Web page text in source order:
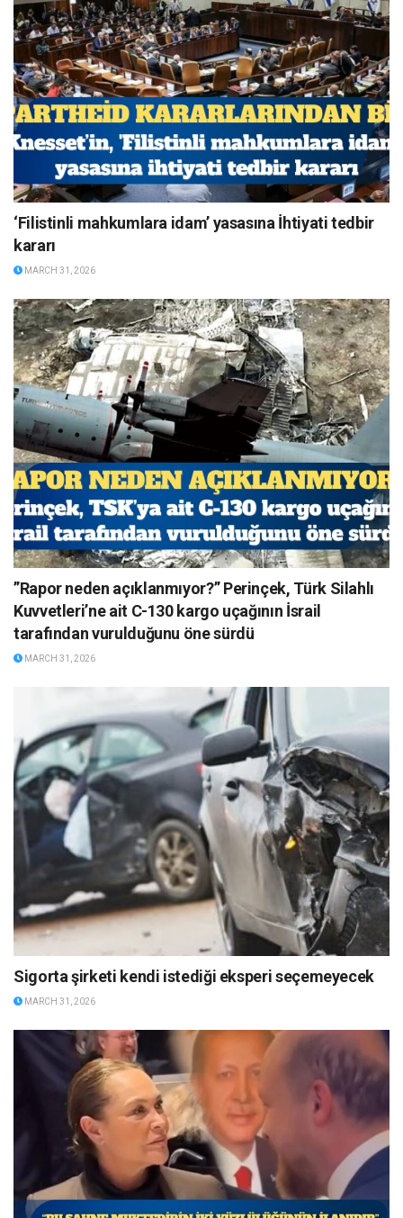
‘Filistinli mahkumlara idam’ yasasına İhtiyati tedbir
kararı
MARCH 31, 2026
”Rapor neden açıklanmıyor?” Perinçek, Türk Silahlı
Kuvvetleri’ne ait C-130 kargo uçağının İsrail
tarafından vurulduğunu öne sürdü
MARCH 31, 2026
Sigorta şirketi kendi istediği eksperi seçemeyecek
MARCH 31, 2026